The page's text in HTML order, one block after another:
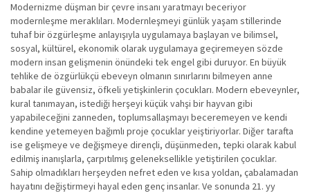
Modernizme düşman bir çevre insanı yaratmayı beceriyor
modernleşme meraklıları. Modernleşmeyi günlük yaşam stillerinde
tuhaf bir özgürleşme anlayışıyla uygulamaya başlayan ve bilimsel,
sosyal, kültürel, ekonomik olarak uygulamaya geçiremeyen sözde
modern insan gelişmenin önündeki tek engel gibi duruyor. En büyük
tehlike de özgürlükçü ebeveyn olmanın sınırlarını bilmeyen anne
babalar ile güvensiz, öfkeli yetişkinlerin çocukları. Modern ebeveynler,
kural tanımayan, istediği herşeyi küçük vahşi bir hayvan gibi
yapabileceğini zanneden, toplumsallaşmayı beceremeyen ve kendi
kendine yetemeyen bağımlı proje çocuklar yeiştiriyorlar. Diğer tarafta
ise gelişmeye ve değişmeye dirençli, düşünmeden, tepki olarak kabul
edilmiş inanışlarla, çarpıtılmış geleneksellikle yetiştirilen çocuklar.
Sahip olmadıkları herşeyden nefret eden ve kısa yoldan, çabalamadan
hayatını değiştirmeyi hayal eden genç insanlar. Ve sonunda 21. yy